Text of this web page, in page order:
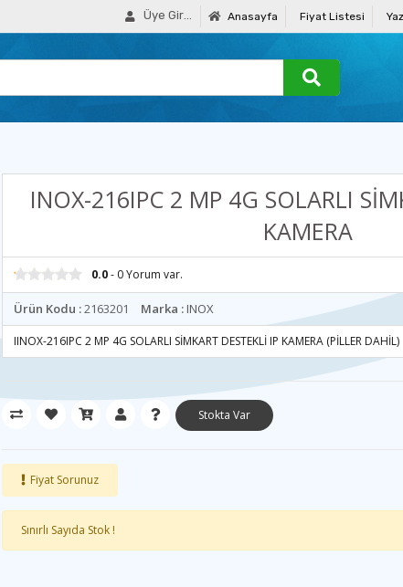
Üye Girişi Anasayfa Fiyat Listesi
INOX-216IPC 2 MP 4G SOLARLI
KAMERA
0.0- 0 Yorum var.
Ürün Kodu :2163201 Marka :INOX
IINOX-216IPC 2 MP 4G SOLARLI SİMKART DESTEKLİ IP KAMERA (PİLLER DAHİL)
Stokta Var
Fiyat Sorunuz
Sınırlı Sayıda Stok !